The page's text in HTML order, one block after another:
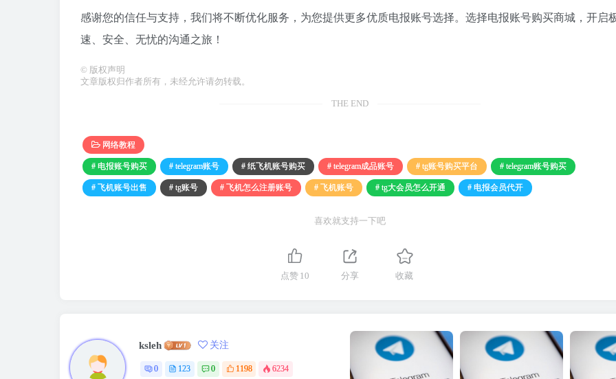
感谢您的信任与支持，我们将不断优化服务，为您提供更多优质电报账号选择。选择电报账号购买商城，开启
速、安全、无忧的沟通之旅！
© 版权声明
文章版权归作者所有，未经允许请勿转载。
THE END
网络教程
# 电报账号购买 # telegram账号 # 纸飞机账号购买 # telegram成品账号 # tg账号购买平台 # telegram账号购买
# 飞机账号出售 # tg账号 # 飞机怎么注册账号 # 飞机账号 # tg大会员怎么开通 # 电报会员代开
喜欢就支持一下吧
点赞 10 分享 收藏
ksleh 关注
0 123 0 1198 6234